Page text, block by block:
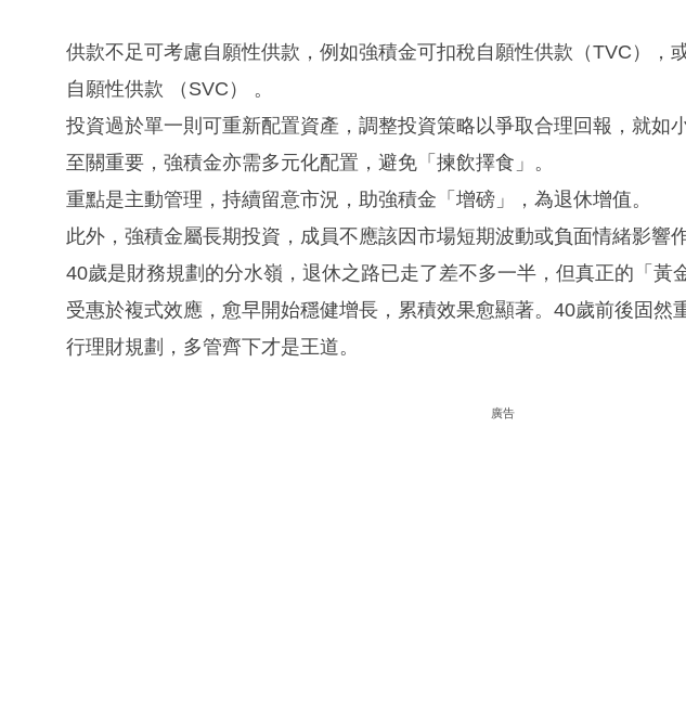
供款不足可考慮自願性供款，例如強積金可扣稅自願性供款（TVC），
自願性供款 （SVC） 。
投資過於單一則可重新配置資產，調整投資策略以爭取合理回報，就如
至關重要，強積金亦需多元化配置，避免「揀飲擇食」。
重點是主動管理，持續留意市況，助強積金「增磅」，為退休增值。
此外，強積金屬長期投資，成員不應該因市場短期波動或負面情緒影響
40歲是財務規劃的分水嶺，退休之路已走了差不多一半，但真正的「黃
受惠於複式效應，愈早開始穩健增長，累積效果愈顯著。40歲前後固然
行理財規劃，多管齊下才是王道。
廣告